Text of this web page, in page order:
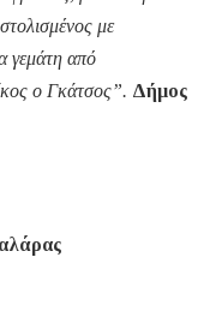
με
γεμάτη από
ο Γκάτσος”. Δήμος